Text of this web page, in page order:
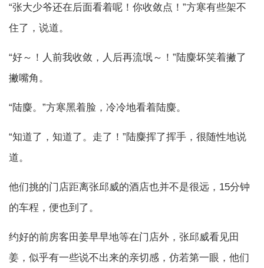
“张大少爷还在后面看着呢！你收敛点！”方寒有些架不
住了，说道。
“好～！人前我收敛，人后再流氓～！”陆麋坏笑着撇了
撇嘴角。
“陆麋。”方寒黑着脸，冷冷地看着陆麋。
“知道了，知道了。走了！”陆麋挥了挥手，很随性地说
道。
他们挑的门店距离张邱威的酒店也并不是很远，15分钟
的车程，便也到了。
约好的前房客田姜早早地等在门店外，张邱威看见田
姜，似乎有一些说不出来的亲切感，仿若第一眼，他们